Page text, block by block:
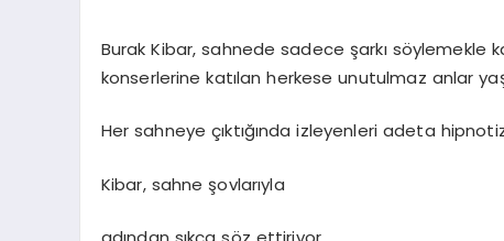
Burak Kibar, sahnede sadece şarkı söylemekle
konserlerine katılan herkese unutulmaz anlar
Her sahneye çıktığında izleyenleri adeta
Kibar, sahne şovlarıyla